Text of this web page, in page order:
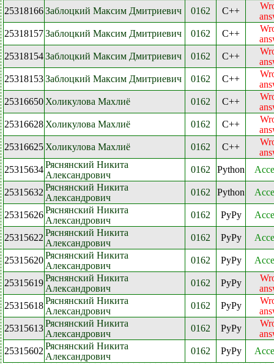
25318166Заблоцкий Максим Дмитриевич 0162 C++
25318157Заблоцкий Максим Дмитриевич 0162 C++
25318154Заблоцкий Максим Дмитриевич 0162 C++
25318153Заблоцкий Максим Дмитриевич 0162 C++
25316650 Холикулова Махлиё 0162 C++
25316628 Холикулова Махлиё 0162 C++
25316625 Холикулова Махлиё 0162 C++
25315634Ряснянский Никита
Александрович
0162 Python
25315632 Ряснянский Никита
Александрович
0162 Python
25315626Ряснянский Никита
Александрович
0162 PyPy
25315622 Ряснянский Никита
Александрович
0162 PyPy
25315620Ряснянский Никита
Александрович
0162 PyPy
25315619Ряснянский Никита
Александрович
0162 PyPy
25315618Ряснянский Никита
Александрович
0162 PyPy
25315613Ряснянский Никита
Александрович
0162 PyPy
25315602 Ряснянский Никита
Александрович
0162 PyPy